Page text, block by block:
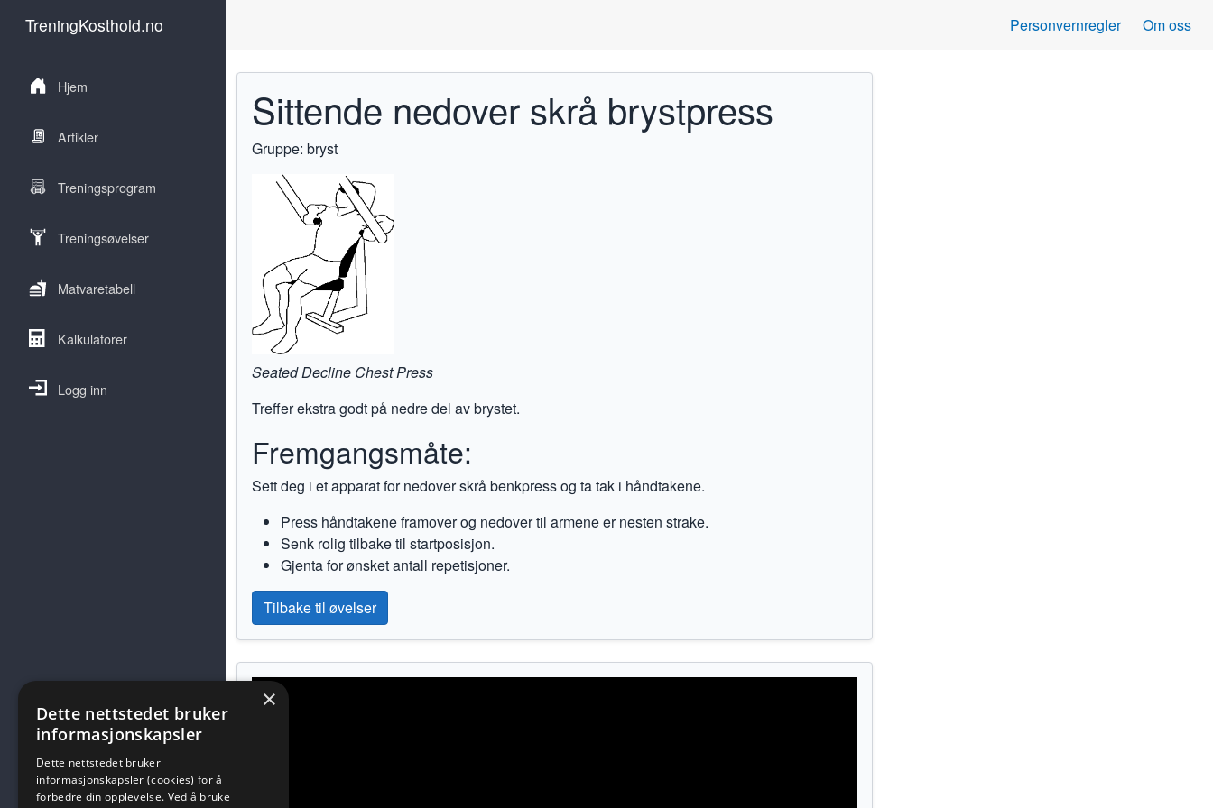
TreningKosthold.no
Hjem
Artikler
Treningsprogram
Treningsøvelser
Matvaretabell
Kalkulatorer
Logg inn
Personvernregler Om oss
Sittende nedover skrå brystpress
Gruppe: bryst
Seated Decline Chest Press
Treffer ekstra godt på nedre del av brystet.
Fremgangsmåte:
Sett deg i et apparat for nedover skrå benkpress og ta tak i håndtakene.
Press håndtakene framover og nedover til armene er nesten strake.
Senk rolig tilbake til startposisjon.
Gjenta for ønsket antall repetisjoner.
Tilbake til øvelser
×
Dette nettstedet bruker
informasjonskapsler
Dette nettstedet bruker
informasjonskapsler (cookies) for å
forbedre din opplevelse. Ved å bruke